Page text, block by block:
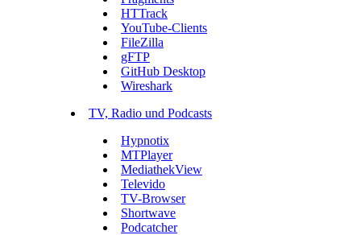
HTTrack
YouTube-Clients
FileZilla
gFTP
GitHub Desktop
Wireshark
TV, Radio und Podcasts
Hypnotix
MTPlayer
MediathekView
Televido
TV-Browser
Shortwave
Podcatcher